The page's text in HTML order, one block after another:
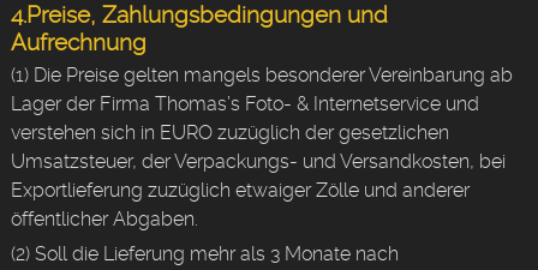
4.Preise, Zahlungsbedingungen und
Aufrechnung
(1) Die Preise gelten mangels besonderer Vereinbarung ab
Lager der Firma Thomas’s Foto- & Internetservice und
verstehen sich in EURO zuzüglich der gesetzlichen
Umsatzsteuer, der Verpackungs- und Versandkosten, bei
Exportlieferung zuzüglich etwaiger Zölle und anderer
öffentlicher Abgaben.
(2) Soll die Lieferung mehr als 3 Monate nach